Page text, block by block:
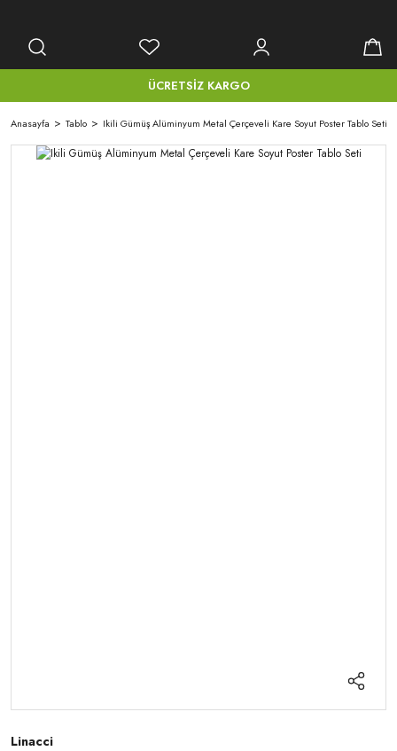
ÜCRETSİZ KARGO
Anasayfa Tablo Ikili Gümüş Alüminyum Metal Çerçeveli Kare Soyut Poster Tablo Seti
Linacci